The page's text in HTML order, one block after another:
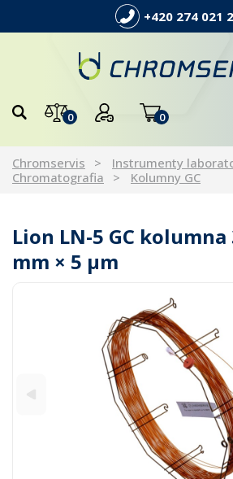
+420 274 021
0 0
Chromservis
Instrumenty
Chromatografia
Kolumny GC
Lion LN-5 GC kolumna
mm × 5 µm